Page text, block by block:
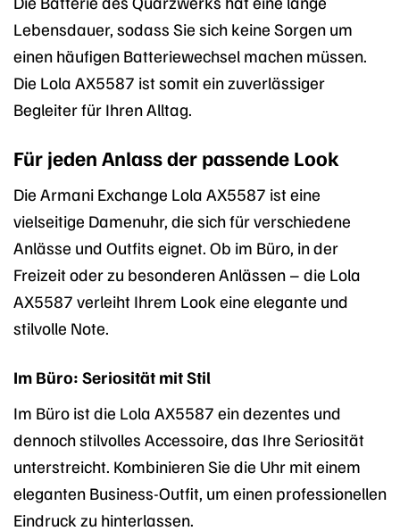
Lebensdauer, sodass Sie sich keine Sorgen um
einen häufigen Batteriewechsel machen müssen.
Die Lola AX5587 ist somit ein zuverlässiger
Begleiter für Ihren Alltag.
Für jeden Anlass der passende Look
Die Armani Exchange Lola AX5587 ist eine
vielseitige Damenuhr, die sich für verschiedene
Anlässe und Outfits eignet. Ob im Büro, in der
Freizeit oder zu besonderen Anlässen – die Lola
AX5587 verleiht Ihrem Look eine elegante und
stilvolle Note.
Im Büro: Seriosität mit Stil
Im Büro ist die Lola AX5587 ein dezentes und
dennoch stilvolles Accessoire, das Ihre Seriosität
unterstreicht. Kombinieren Sie die Uhr mit einem
eleganten Business-Outfit, um einen professionellen
Eindruck zu hinterlassen.